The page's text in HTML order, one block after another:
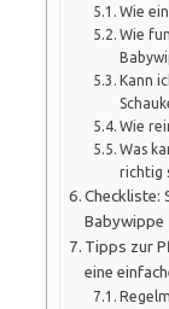
Wie
Wie
Kann
Wie
Was
richtig
Checkliste:
Babywippe
Tipps zur
eine